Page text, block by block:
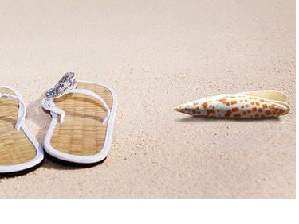
in Ihre tägliche Ernährung ein.
Obst und Gemüse.
aber dieArthrose-Beschwerden Ihren Alltag
schmerzstillenden, entzündungshemmenden
Bewegungsübungen im
Begleitend können Knorpelaufbaustoffe wie
mittelschweren Arthrosen macht die